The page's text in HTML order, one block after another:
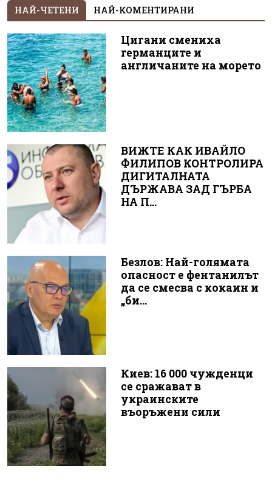
НАЙ-ЧЕТЕНИ НАЙ-КОМЕНТИРАНИ
Цигани смениха
германците и
англичаните на морето
ВИЖТЕ КАК ИВАЙЛО
ФИЛИПОВ КОНТРОЛИРА
ДИГИТАЛНАТА
ДЪРЖАВА ЗАД ГЪРБА
НА П...
Безлов: Най-голямата
опасност е фентанилът
да се смесва с кокаин и
„би...
Киев: 16 000 чужденци
се сражават в
украинските
въоръжени сили